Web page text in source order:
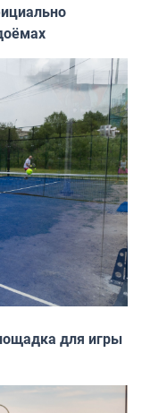
для игры